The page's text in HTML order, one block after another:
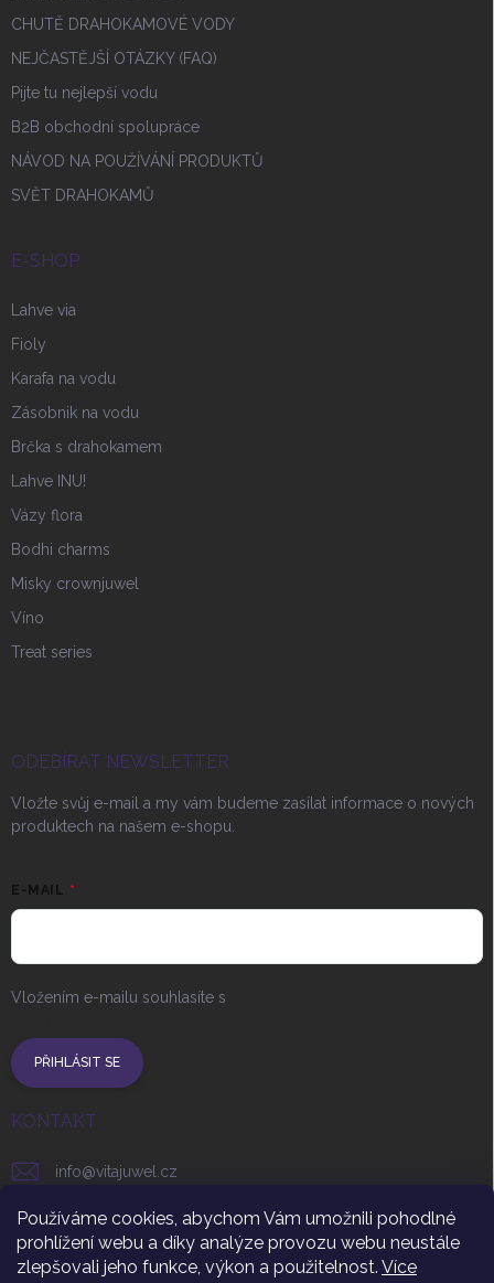
Používáme cookies, abychom Vám umožnili pohodlné
prohlížení webu a díky analýze provozu webu neustále
zlepšovali jeho funkce, výkon a použitelnost. Více
CHUTĚ DRAHOKAMOVÉ VODY
NEJČASTĚJŠÍ OTÁZKY (FAQ)
Pijte tu nejlepší vodu
B2B obchodní spolupráce
NÁVOD NA POUŽÍVÁNÍ PRODUKTŮ
SVĚT DRAHOKAMŮ
E-SHOP
Lahve via
Fioly
Karafa na vodu
Zásobnik na vodu
Brčka s drahokamem
Lahve INU!
Vázy flora
Bodhi charms
Misky crownjuwel
Víno
Treat series
ODEBÍRAT NEWSLETTER
Vložte svůj e-mail a my vám budeme zasílat informace o nových
produktech na našem e-shopu.
E-MAIL
Vložením e-mailu souhlasíte s
PŘIHLÁSIT SE
KONTAKT
info@vitajuwel.cz
+420 608 262 656
vitajuwel_czsr